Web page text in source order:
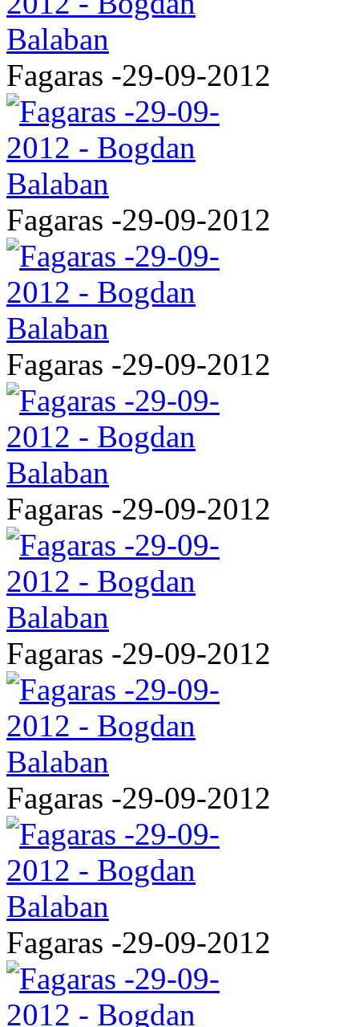
Fagaras -29-09-2012
Fagaras -29-09-2012
Fagaras -29-09-2012
Fagaras -29-09-2012
Fagaras -29-09-2012
Fagaras -29-09-2012
Fagaras -29-09-2012